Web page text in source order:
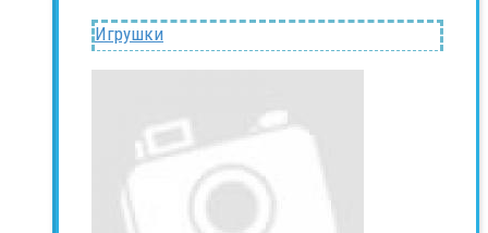
Игрушки